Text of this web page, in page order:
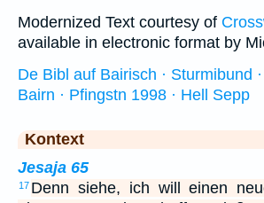
Modernized Text courtesy of
available in electronic format by
De Bibl auf Bairisch · Sturmibund
Bairn · Pfingstn 1998 · Hell Sepp
Kontext
Jesaja 65
17 Denn siehe, ich will einen